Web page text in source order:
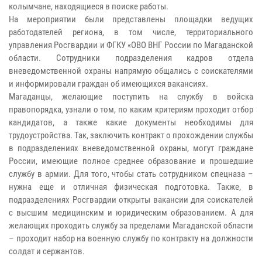
колымчане, находящиеся в поиске работы.
На мероприятии были представлены площадки ведущих
работодателей региона, в том числе, территориального
управления Росгвардии и ФГКУ «ОВО ВНГ России по Магаданской
области. Сотрудники подразделения кадров отдела
вневедомственной охраны напрямую общались с соискателями
и информировали граждан об имеющихся вакансиях.
Магаданцы, желающие поступить на службу в войска
правопорядка, узнали о том, по каким критериям проходит отбор
кандидатов, а также какие документы необходимы для
трудоустройства. Так, заключить контракт о прохождении службы
в подразделениях вневедомственной охраны, могут граждане
России, имеющие полное среднее образование и прошедшие
службу в армии. Для того, чтобы стать сотрудником спецназа –
нужна еще и отличная физическая подготовка. Также, в
подразделениях Росгвардии открыты вакансии для соискателей
с высшим медицинским и юридическим образованием. А для
желающих проходить службу за пределами Магаданской области
– проходит набор на военную службу по контракту на должности
солдат и сержантов.